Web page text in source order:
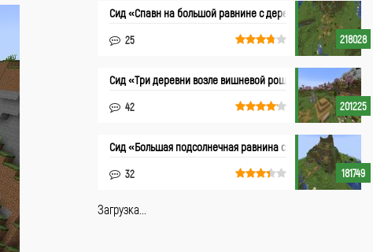
218028
Сид «Спавн на большой равнине с деревней»
25
201225
Сид «Три деревни возле вишневой рощи»
42
181749
Сид «Большая подсолнечная равнина с деревней»
32
Загрузка...